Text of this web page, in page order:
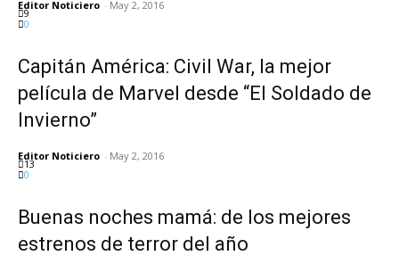
Editor Noticiero - May 2, 2016
9
0
Capitán América: Civil War, la mejor
película de Marvel desde “El Soldado de
Invierno”
Editor Noticiero - May 2, 2016
13
0
Buenas noches mamá: de los mejores
estrenos de terror del año